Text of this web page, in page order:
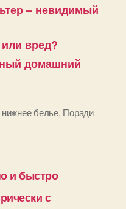
– невидимый
вред?
домашний
нижнее белье, Поради
и быстро
с